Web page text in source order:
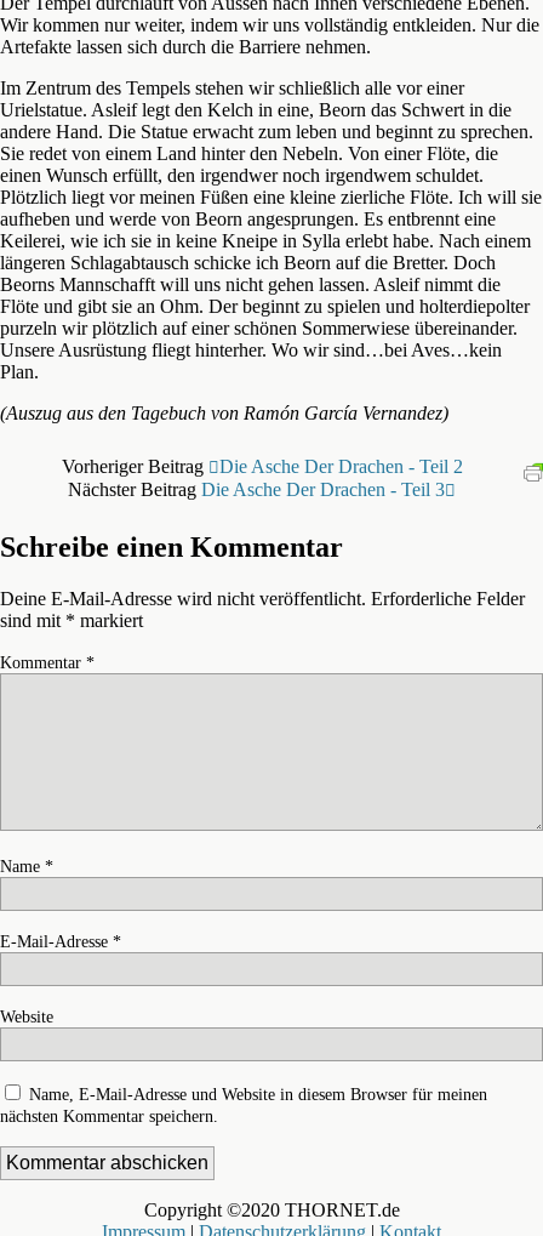
Wir kommen nur weiter, indem wir uns vollständig entkleiden. Nur die
Artefakte lassen sich durch die Barriere nehmen.
Im Zentrum des Tempels stehen wir schließlich alle vor einer
Urielstatue. Asleif legt den Kelch in eine, Beorn das Schwert in die
andere Hand. Die Statue erwacht zum leben und beginnt zu sprechen.
Sie redet von einem Land hinter den Nebeln. Von einer Flöte, die
einen Wunsch erfüllt, den irgendwer noch irgendwem schuldet.
Plötzlich liegt vor meinen Füßen eine kleine zierliche Flöte. Ich will sie
aufheben und werde von Beorn angesprungen. Es entbrennt eine
Keilerei, wie ich sie in keine Kneipe in Sylla erlebt habe. Nach einem
längeren Schlagabtausch schicke ich Beorn auf die Bretter. Doch
Beorns Mannschafft will uns nicht gehen lassen. Asleif nimmt die
Flöte und gibt sie an Ohm. Der beginnt zu spielen und holterdiepolter
purzeln wir plötzlich auf einer schönen Sommerwiese übereinander.
Unsere Ausrüstung fliegt hinterher. Wo wir sind…bei Aves…kein
Plan.
(Auszug aus den Tagebuch von Ramón García Vernandez)
Vorheriger Beitrag
Die Asche Der Drachen - Teil 2
Nächster Beitrag Die Asche Der Drachen - Teil 3
Schreibe einen Kommentar
Deine E-Mail-Adresse wird nicht veröffentlicht. Erforderliche Felder
sind mit * markiert
Kommentar *
Name *
E-Mail-Adresse *
Website
Name, E-Mail-Adresse und Website in diesem Browser für meinen
nächsten Kommentar speichern.
Copyright ©2020 THORNET.de
Impressum | Datenschutzerklärung | Kontakt